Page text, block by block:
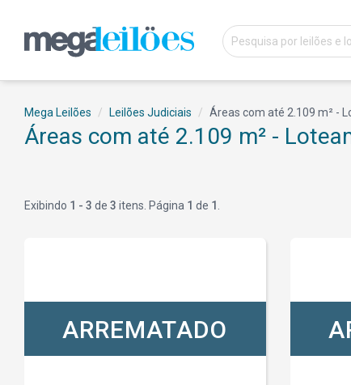
Mega Leilões Leilões Judiciais Áreas com até 2.109 m² -
Áreas com até 2.109 m² -
Exibindo 1 - 3 de 3 itens. Página 1 de 1
ARREMATADO